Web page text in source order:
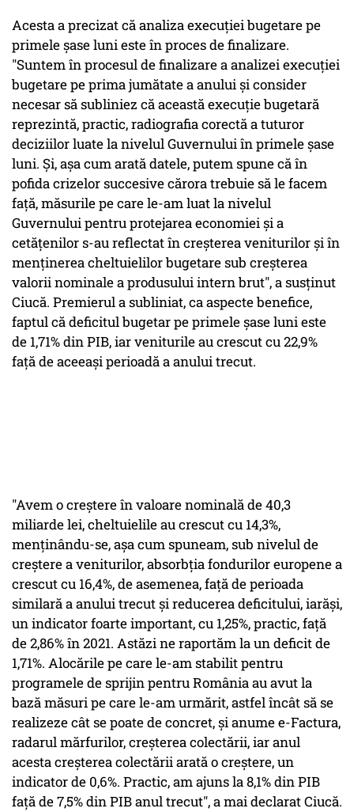
Acesta a precizat că analiza execuţiei bugetare pe
primele şase luni este în proces de finalizare.
"Suntem în procesul de finalizare a analizei execuţiei
bugetare pe prima jumătate a anului şi consider
necesar să subliniez că această execuţie bugetară
reprezintă, practic, radiografia corectă a tuturor
deciziilor luate la nivelul Guvernului în primele şase
luni. Şi, aşa cum arată datele, putem spune că în
pofida crizelor succesive cărora trebuie să le facem
faţă, măsurile pe care le-am luat la nivelul
Guvernului pentru protejarea economiei şi a
cetăţenilor s-au reflectat în creşterea veniturilor şi în
menţinerea cheltuielilor bugetare sub creşterea
valorii nominale a produsului intern brut", a susţinut
Ciucă. Premierul a subliniat, ca aspecte benefice,
faptul că deficitul bugetar pe primele şase luni este
de 1,71% din PIB, iar veniturile au crescut cu 22,9%
faţă de aceeaşi perioadă a anului trecut.
"Avem o creştere în valoare nominală de 40,3
miliarde lei, cheltuielile au crescut cu 14,3%,
menţinându-se, aşa cum spuneam, sub nivelul de
creştere a veniturilor, absorbţia fondurilor europene a
crescut cu 16,4%, de asemenea, faţă de perioada
similară a anului trecut şi reducerea deficitului, iarăşi,
un indicator foarte important, cu 1,25%, practic, faţă
de 2,86% în 2021. Astăzi ne raportăm la un deficit de
1,71%. Alocările pe care le-am stabilit pentru
programele de sprijin pentru România au avut la
bază măsuri pe care le-am urmărit, astfel încât să se
realizeze cât se poate de concret, şi anume e-Factura,
radarul mărfurilor, creşterea colectării, iar anul
acesta creşterea colectării arată o creştere, un
indicator de 0,6%. Practic, am ajuns la 8,1% din PIB
faţă de 7,5% din PIB anul trecut", a mai declarat Ciucă.